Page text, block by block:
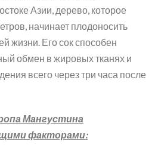
Азии, дерево, которое
начинает плодоносить
жизни. Его сок способен
обмен в жировых тканях и
всего через три часа после
Мангустина
факторами: